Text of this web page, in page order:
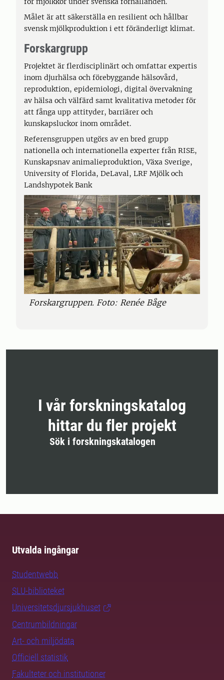
Målet är att säkerställa en resilient och hållbar
svensk mjölkproduktion i ett föränderligt klimat.
Forskargrupp
Projektet är flerdisciplinärt och omfattar expertis
inom djurhälsa och förebyggande hälsovård,
reproduktion, epidemiologi, digital övervakning
av hälsa och välfärd samt kvalitativa metoder för
att fånga upp attityder, barriärer och
kunskapsluckor inom området.
Referensgruppen utgörs av en bred grupp
nationella och internationella experter från RISE,
Kunskapsnav animalieproduktion, Växa Sverige,
University of Florida, DeLaval, LRF Mjölk och
Landshypotek Bank
Forskargruppen. Foto: Renée Båge
I vår forskningskatalog
hittar du fler projekt
Sök i forskningskatalogen
Utvalda ingångar
Studentwebb
SLU-biblioteket
Universitetsdjursjukhuset
Centrumbildningar
Art- och miljödata
Officiell statistik
Fakulteter och institutioner